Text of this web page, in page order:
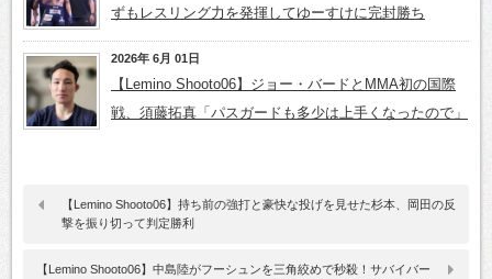
ずもレスリング力を発揮してゆーすけに完封勝ち
2026年 6月 01日
【Lemino Shooto06】ジョー・バードとMMA初の国際
戦、須藤拓真「パスガードも多少は上手くなったので」
【Lemino Shooto06】持ち前の強打と豪快な投げを見せた杉本、岡田の反
撃を振り切って判定勝利
【Lemino Shooto06】中島陸がフーシュンを三角絞めで秒殺！サバイバー